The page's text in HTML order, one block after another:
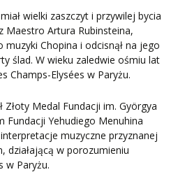
wielki zaszczyt i przywilej bycia
Maestro Artura Rubinsteina,
muzyki Chopina i odcisnął na jego
ślad. W wieku zaledwie ośmiu lat
Champs-Elysées w Paryżu.
Złoty Medal Fundacji im. Györgya
Fundacji Yehudiego Menuhina
muzyczne przyznanej
działającą w porozumieniu
w Paryżu.